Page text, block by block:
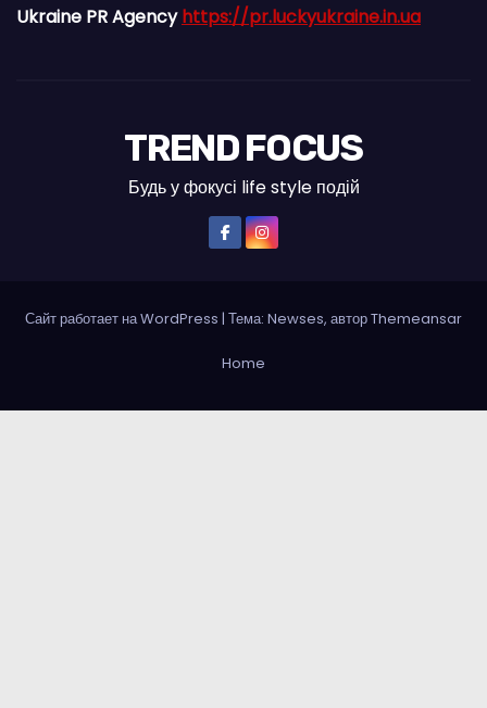
Ukraine PR Agencyhttps://pr.luckyukraine.in.ua
TREND FOCUS
Будь у фокусі life style подій
Сайт работает на WordPress | Тема: Newses, авторThemeansar
Home